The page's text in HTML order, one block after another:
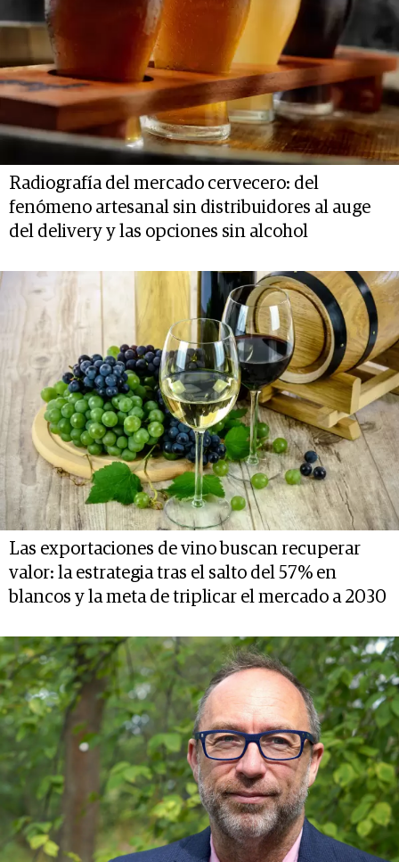
Radiografía del mercado cervecero: del
fenómeno artesanal sin distribuidores al auge
del delivery y las opciones sin alcohol
Las exportaciones de vino buscan recuperar
valor: la estrategia tras el salto del 57% en
blancos y la meta de triplicar el mercado a 2030